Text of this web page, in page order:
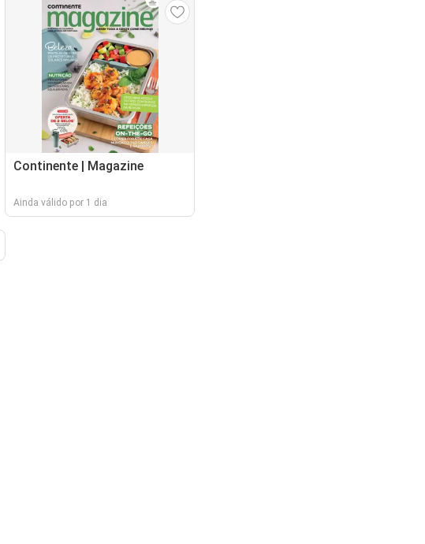
Continente | Magazine
Ainda válido por 1 dia